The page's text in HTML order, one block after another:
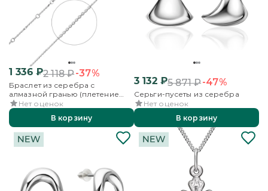
1 336₽2 118₽-37%
Браслет из серебра с
алмазной гранью (плетение
«Якорное»)
Нет оценок
В корзину
3 132₽5 871₽-47%
Серьги-пусеты из серебра
Нет оценок
В корзину